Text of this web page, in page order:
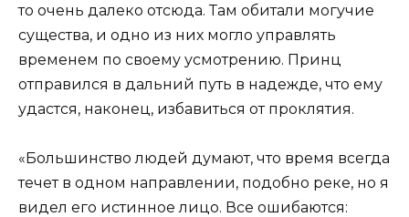
то очень далеко отсюда. Там обитали могучие
существа, и одно из них могло управлять
временем по своему усмотрению. Принц
отправился в дальний путь в надежде, что ему
удастся, наконец, избавиться от проклятия.
«Большинство людей думают, что время всегда
течет в одном направлении, подобно реке, но я
видел его истинное лицо. Все ошибаются: